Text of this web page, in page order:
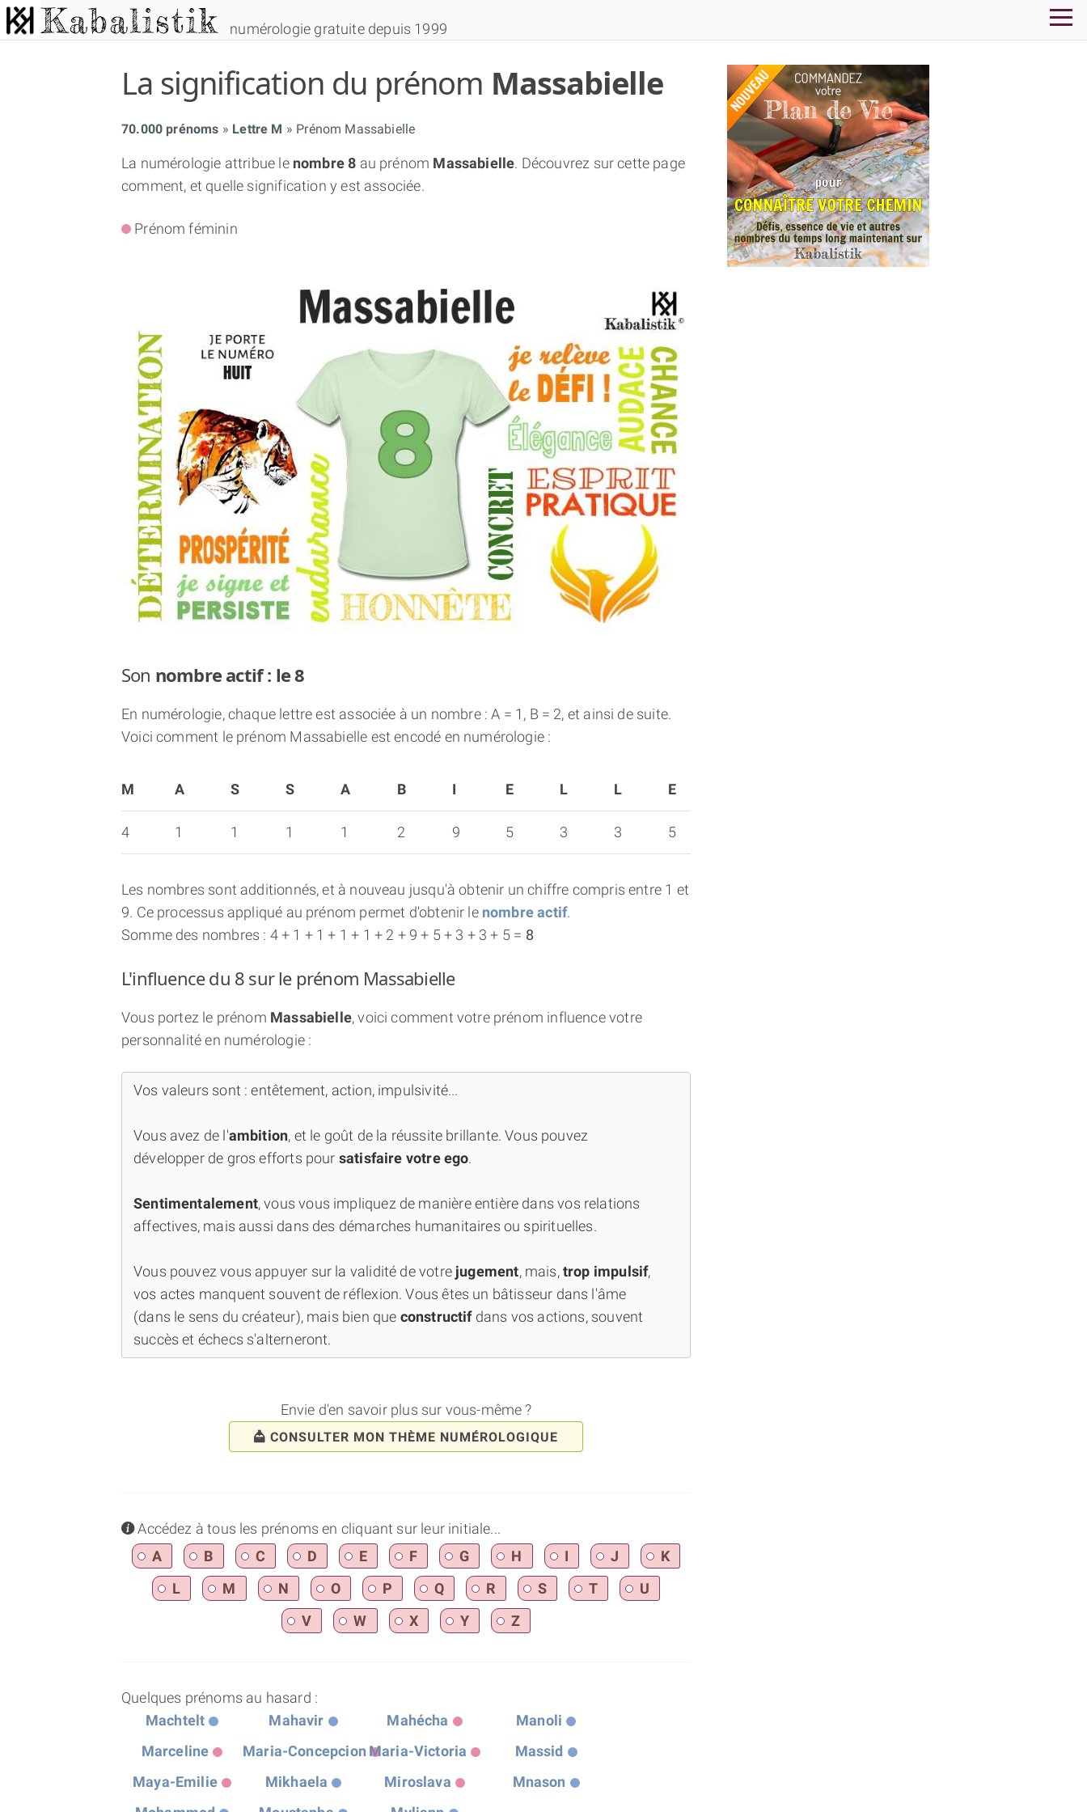
numérologie gratuite depuis 1999
La signification du prénom Massabielle
70.000 prénoms Lettre M Prénom Massabielle
La numérologie attribue le nombre 8 au prénom Massabielle. Découvrez sur cette page
comment, et quelle signification y est associée.
Prénom féminin
Son nombre actif : le 8
En numérologie, chaque lettre est associée à un nombre : A = 1, B = 2, et ainsi de suite.
Voici comment le prénom Massabielle est encodé en numérologie :
M A S S A B I E L L E
4 1 1 1 1 2 9 5 3 3 5
Les nombres sont additionnés, et à nouveau jusqu'à obtenir un chiffre compris entre 1 et
9. Ce processus appliqué au prénom permet d'obtenir le nombre actif.
Somme des nombres : 4 + 1 + 1 + 1 + 1 + 2 + 9 + 5 + 3 + 3 + 5 = 8
L'influence du 8 sur le prénom Massabielle
Vous portez le prénom Massabielle, voici comment votre prénom influence votre
personnalité en numérologie :
Vos valeurs sont : entêtement, action, impulsivité...
Vous avez de l'ambition, et le goût de la réussite brillante. Vous pouvez
développer de gros efforts pour satisfaire votre ego.
Sentimentalement, vous vous impliquez de manière entière dans vos relations
affectives, mais aussi dans des démarches humanitaires ou spirituelles.
Vous pouvez vous appuyer sur la validité de votre jugement, mais,trop impulsif,
vos actes manquent souvent de réflexion. Vous êtes un bâtisseur dans l'âme
(dans le sens du créateur), mais bien que constructifdans vos actions, souvent
succès et échecs s'alterneront.
Envie d'en savoir plus sur vous-même ?
CONSULTER MON THÈME NUMÉROLOGIQUE
infoAccédez à tous les prénoms en cliquant sur leur initiale...
A
B C D E F G H I J
K
L
M N O P Q R S T
U
V
W X Y Z
Quelques prénoms au hasard :
Machtelt
Mahavir Mahécha
Manoli
Marceline
Maria-Concepcion Maria-Victoria
Massid
Maya-Emilie
Mikhaela Miroslava
Mnason
NUMÉROSCOPE
THÈME « DOUBLE JE »
APPRENDRE LA NUMÉROLOGIE
EXPLORER LA NUMÉROLOGIE
70.000 PRÉNOMS
(À PROPOS)